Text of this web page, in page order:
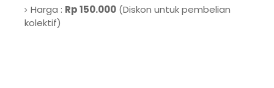
Harga : Rp 150.000 (Diskon untuk pembelian
kolektif)